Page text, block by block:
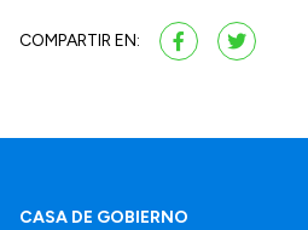
COMPARTIR EN:
CASA DE GOBIERNO